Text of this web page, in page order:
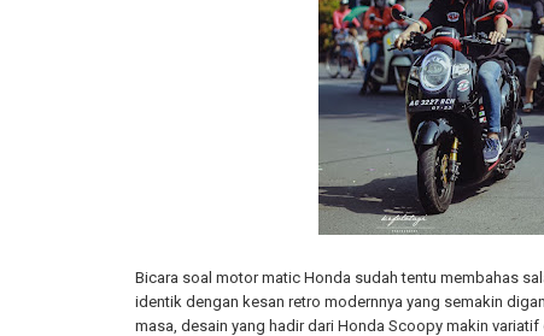
Bicara soal motor matic Honda sudah tentu membahas
identik dengan kesan retro modernnya yang semakin
masa, desain yang hadir dari Honda Scoopy makin